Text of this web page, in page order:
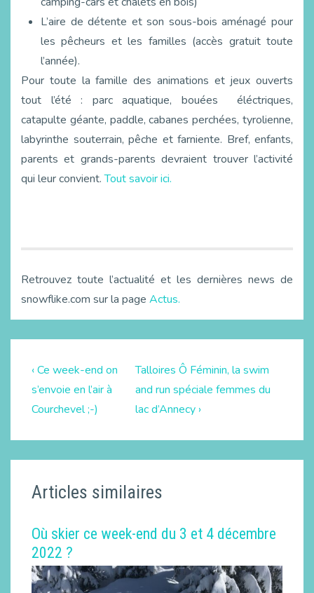
L’aire de détente et son sous-bois aménagé pour
les pêcheurs et les familles (accès gratuit toute
l’année).
Pour toute la famille des animations et jeux ouverts
tout l’été : parc aquatique, bouées éléctriques,
catapulte géante, paddle, cabanes perchées, tyrolienne,
labyrinthe souterrain, pêche et farniente. Bref, enfants,
parents et grands-parents devraient trouver l’activité
qui leur convient.Tout savoir ici.
Retrouvez toute l’actualité et les dernières news de
snowflike.com sur la page Actus.
‹ Ce week-end on
s’envoie en l’air à
Courchevel ;-)
Talloires Ô Féminin, la swim
and run spéciale femmes du
lac d’Annecy ›
Articles similaires
Où skier ce week-end du 3 et 4 décembre
2022 ?